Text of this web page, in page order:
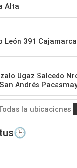
Alta
León 391 Cajamarca
Ugaz Salcedo
Andrés
la ubicaciones